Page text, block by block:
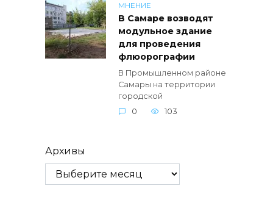
МНЕНИЕ
В Самаре возводят
модульное здание
для проведения
флюорографии
В Промышленном районе
Самары на территории
городской
0
103
Архивы